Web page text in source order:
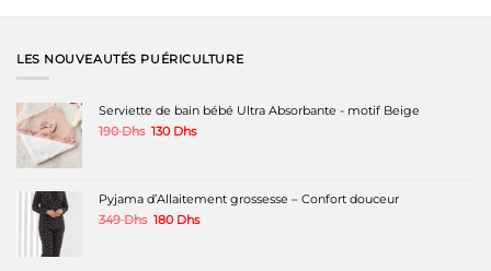
LES NOUVEAUTÉS PUÉRICULTURE
Serviette de bain bébé Ultra Absorbante - motif Beige
190Dhs Le
190 Dhs.
130 DhsLe
Pyjama d’Allaitement grossesse – Confort douceur
349Dhs Le
180 DhsLe